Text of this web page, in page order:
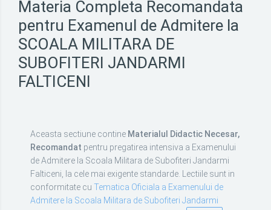
Materia Completa Recomandata
pentru Examenul de Admitere la
SCOALA MILITARA DE
SUBOFITERI JANDARMI
FALTICENI
Aceasta sectiune contine Materialul Didactic Necesar,
Recomandat pentru pregatirea intensiva a Examenului
de Admitere la Scoala Militara de Subofiteri Jandarmi
Falticeni, la cele mai exigente standarde. Lectiile sunt in
conformitate cu Tematica Oficiala a Examenului de
Admitere la Scoala Militara de Subofiteri Jandarmi